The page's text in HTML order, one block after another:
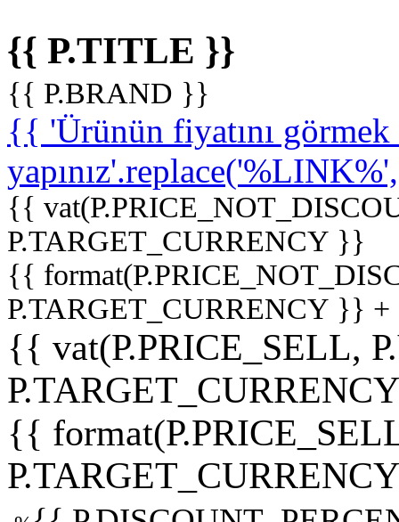
{{ P.TITLE }}
{{ P.BRAND }}
{{ 'Ürünün fiyatını
{{
P.TARGET_CURRENCY }}
{{
P.TARGET_CURRENCY }}
{{ vat(P.PRICE_SELL,
{{